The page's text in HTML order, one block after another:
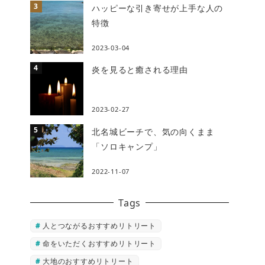
ハッピーな引き寄せが上手な人の
特徴
2023-03-04
炎を見ると癒される理由
2023-02-27
北名城ビーチで、気の向くまま
「ソロキャンプ」
2022-11-07
Tags
人とつながるおすすめリトリート
命をいただくおすすめリトリート
大地のおすすめリトリート